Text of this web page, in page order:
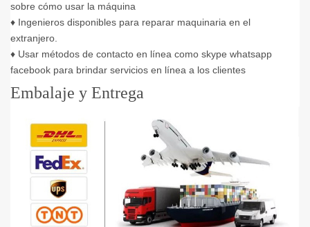
sobre cómo usar la máquina
♦ Ingenieros disponibles para reparar maquinaria en el
extranjero.
♦ Usar métodos de contacto en línea como skype whatsapp
facebook para brindar servicios en línea a los clientes
Embalaje y Entrega